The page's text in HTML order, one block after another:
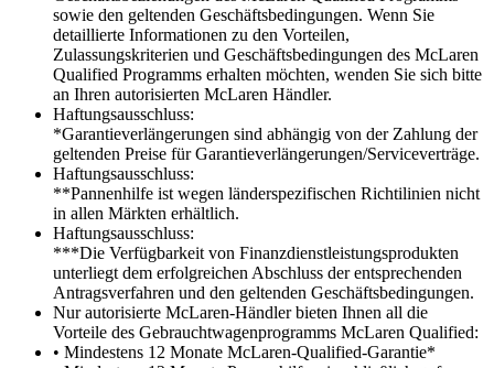
sowie den geltenden Geschäftsbedingungen. Wenn Sie
detaillierte Informationen zu den Vorteilen,
Zulassungskriterien und Geschäftsbedingungen des McLaren
Qualified Programms erhalten möchten, wenden Sie sich bitte
an Ihren autorisierten McLaren Händler.
Haftungsausschluss:
*Garantieverlängerungen sind abhängig von der Zahlung der
geltenden Preise für Garantieverlängerungen/Serviceverträge.
Haftungsausschluss:
**Pannenhilfe ist wegen länderspezifischen Richtilinien nicht
in allen Märkten erhältlich.
Haftungsausschluss:
***Die Verfügbarkeit von Finanzdienstleistungsprodukten
unterliegt dem erfolgreichen Abschluss der entsprechenden
Antragsverfahren und den geltenden Geschäftsbedingungen.
Nur autorisierte McLaren-Händler bieten Ihnen all die
Vorteile des Gebrauchtwagenprogramms McLaren Qualified:
• Mindestens 12 Monate McLaren-Qualified-Garantie*